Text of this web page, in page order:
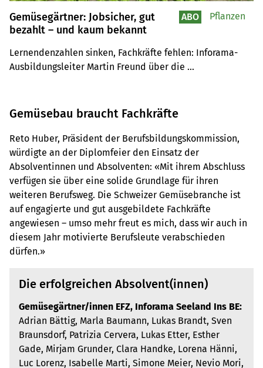
Gemüsegärtner: Jobsicher, gut
bezahlt – und kaum bekannt
Lernendenzahlen sinken, Fachkräfte fehlen: Inforama-
Ausbildungsleiter Martin Freund über die
ABO Pflanzen
Gemüsebau braucht Fachkräfte
Reto Huber, Präsident der Berufsbildungskommission,
würdigte an der Diplomfeier den Einsatz der
Absolventinnen und Absolventen: «Mit ihrem Abschluss
verfügen sie über eine solide Grundlage für ihren
weiteren Berufsweg. Die Schweizer Gemüsebranche ist
auf engagierte und gut ausgebildete Fachkräfte
angewiesen – umso mehr freut es mich, dass wir auch in
diesem Jahr motivierte Berufsleute verabschieden
dürfen.»
Die erfolgreichen Absolvent(innen)
Gemüsegärtner/innen EFZ, Inforama Seeland Ins BE:
Adrian Bättig, Marla Baumann, Lukas Brandt, Sven
Braunsdorf, Patrizia Cervera, Lukas Etter, Esther
Gade, Mirjam Grunder, Clara Handke, Lorena Hänni,
Luc Lorenz, Isabelle Marti, Simone Meier, Nevio Mori,